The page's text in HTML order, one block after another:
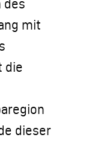
des
mit
die
dieser